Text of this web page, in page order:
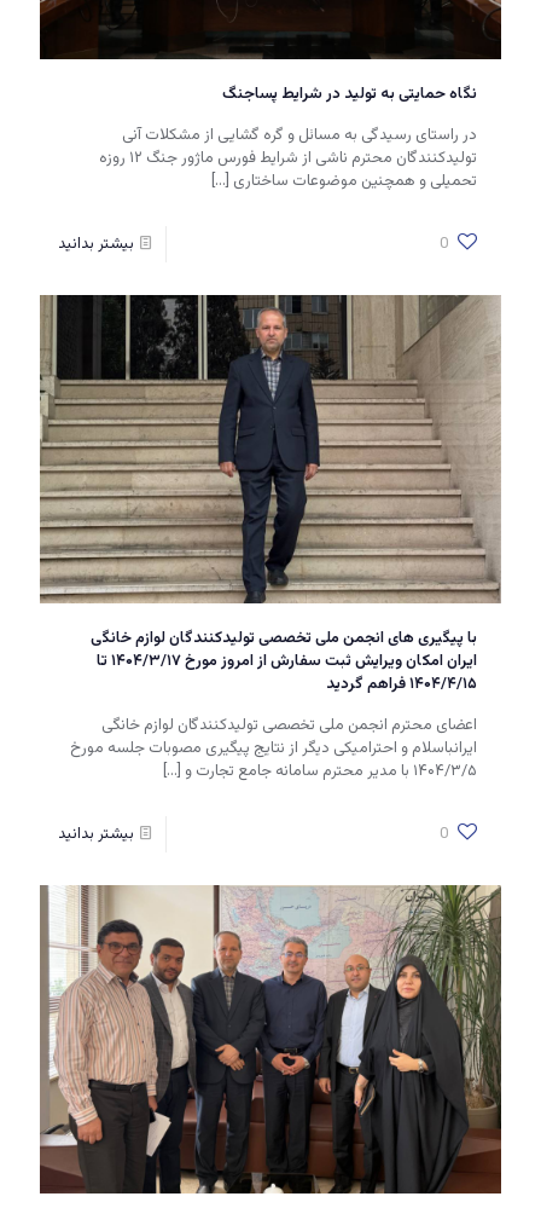
نگاه حمایتی به تولید در شرایط پساجنگ
در راستای رسیدگی به مسائل و گره گشایی از مشکلات آنی
تولیدکنندگان محترم ناشی از شرایط فورس ماژور جنگ ۱۲ روزه
تحمیلی و همچنین موضوعات ساختاری […]
0 بیشتر بدانید
با پیگیری های انجمن ملی تخصصی تولیدکنندگان لوازم خانگی
ایران امکان ویرایش ثبت سفارش از امروز مورخ ۱۴۰۴/۳/۱۷ تا
۱۴۰۴/۴/۱۵ فراهم گردید
اعضای محترم انجمن ملی تخصصی تولیدکنندگان لوازم خانگی
ایرانباسلام و احترامیکی دیگر از نتایج پیگیری مصوبات جلسه مورخ
۱۴۰۴/۳/۵ با مدیر محترم سامانه جامع تجارت و
[…]
0 بیشتر بدانید